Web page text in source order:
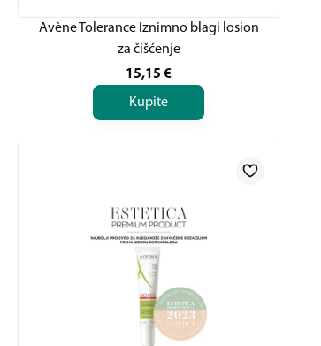
Avène Tolerance Iznimno blagi losion
za čišćenje
15,15 €
Kupite